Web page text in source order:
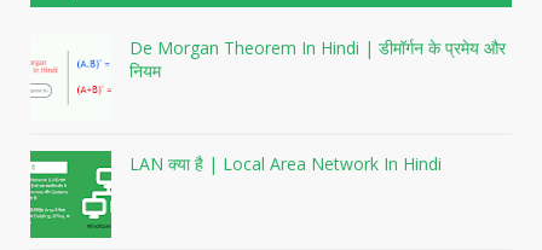
De Morgan Theorem In Hindi | डीमॉर्गन के प्रमेय और
नियम
LAN क्या है | Local Area Network In Hindi